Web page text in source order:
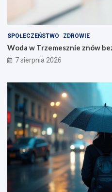
SPOŁECZEŃSTWO ZDROWIE
Woda w Trzemesznie znów
7 sierpnia 2026